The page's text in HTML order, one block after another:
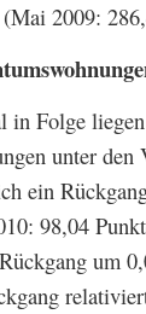
2009:
in Folge
unter
ein
98,04
um